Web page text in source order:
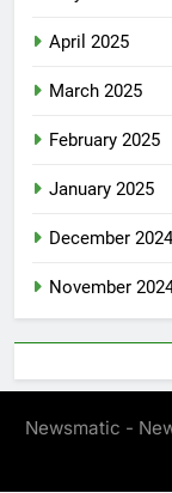
April 2025
March 2025
February 2025
January 2025
December 2024
November
Newsmatic -